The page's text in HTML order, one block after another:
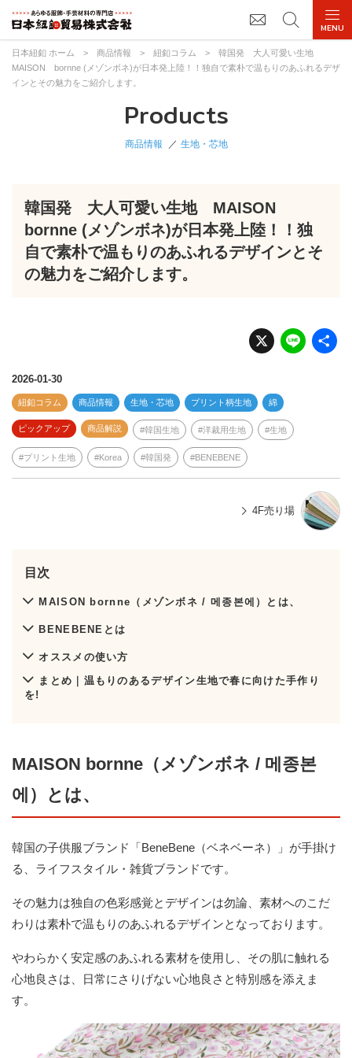
日本紐釦 ホーム > 商品情報 > 紐釦コラム >
韓国発 大人可愛い生地
MAISON bornne (メゾンボネ)が日本発上陸！！独自で素朴で温もりのあふれるデザ
インとその魅力をご紹介します。
Products
商品情報 生地・芯地
韓国発 大人可愛い生地 MAISON
bornne (メゾンボネ)が日本発上陸！！独
自で素朴で温もりのあふれるデザインとそ
の魅力をご紹介します。
X Li
n
2026-01-30
紐釦コラム 商品情報 生地・芯地 プリント柄生地 綿
ピックアップ 商品解説 韓国生地 洋裁用生地 生地
プリント生地 Korea 韓国発 BENEBENE
4F売り場
目次
MAISON bornne（メゾンボネ / 메종본에）とは、
BENEBENEとは
オススメの使い方
まとめ｜温もりのあるデザイン生地で春に向けた手作り
を!
MAISON bornne（メゾンボネ / 메종본
에）とは、
韓国の子供服ブランド「BeneBene（ベネベーネ）」が手掛け
る、ライフスタイル・雑貨ブランドです。
その魅力は独自の色彩感覚とデザインは勿論、素材へのこだ
わりは素朴で温もりのあふれるデザインとなっております。
やわらかく安定感のあふれる素材を使用し、その肌に触れる
心地良さは、日常にさりげない心地良さと特別感を添えま
す。